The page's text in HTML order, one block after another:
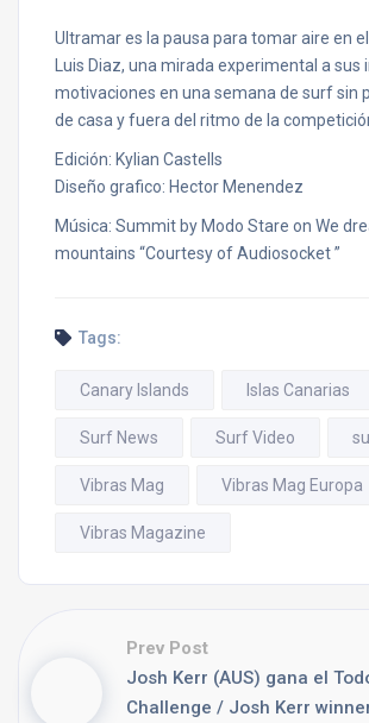
Ultramar es la pausa para tomar aire en
Luis Diaz, una mirada experimental a sus
motivaciones en una semana de surf sin
de casa y fuera del ritmo de la
Edición: Kylian Castells
Diseño grafico: Hector Menendez
Música: Summit by Modo Stare on We
mountains “Courtesy of Audiosocket ”
Tags:
Canary Islands Islas Canarias
Surf News Surf Video
Vibras Mag Vibras Mag Europa
Vibras Magazine
Prev Post
Josh Kerr (AUS) gana el
Challenge / Josh Kerr